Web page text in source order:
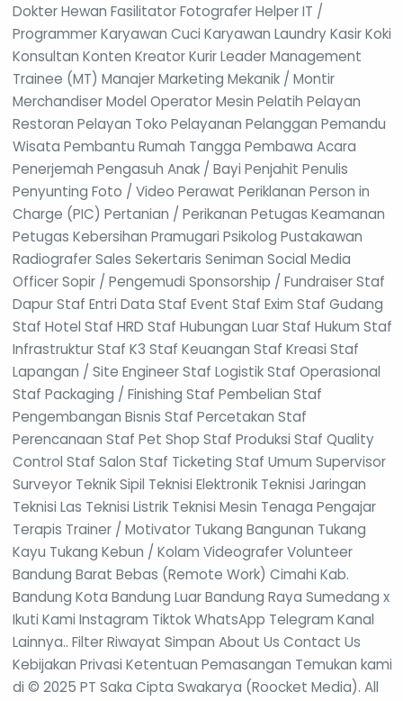
Dokter Hewan Fasilitator Fotografer Helper IT /
Programmer Karyawan Cuci Karyawan Laundry Kasir Koki
Konsultan Konten Kreator Kurir Leader Management
Trainee (MT) Manajer Marketing Mekanik / Montir
Merchandiser Model Operator Mesin Pelatih Pelayan
Restoran Pelayan Toko Pelayanan Pelanggan Pemandu
Wisata Pembantu Rumah Tangga Pembawa Acara
Penerjemah Pengasuh Anak / Bayi Penjahit Penulis
Penyunting Foto / Video Perawat Periklanan Person in
Charge (PIC) Pertanian / Perikanan Petugas Keamanan
Petugas Kebersihan Pramugari Psikolog Pustakawan
Radiografer Sales Sekertaris Seniman Social Media
Officer Sopir / Pengemudi Sponsorship / Fundraiser Staf
Dapur Staf Entri Data Staf Event Staf Exim Staf Gudang
Staf Hotel Staf HRD Staf Hubungan Luar Staf Hukum Staf
Infrastruktur Staf K3 Staf Keuangan Staf Kreasi Staf
Lapangan / Site Engineer Staf Logistik Staf Operasional
Staf Packaging / Finishing Staf Pembelian Staf
Pengembangan Bisnis Staf Percetakan Staf
Perencanaan Staf Pet Shop Staf Produksi Staf Quality
Control Staf Salon Staf Ticketing Staf Umum Supervisor
Surveyor Teknik Sipil Teknisi Elektronik Teknisi Jaringan
Teknisi Las Teknisi Listrik Teknisi Mesin Tenaga Pengajar
Terapis Trainer / Motivator Tukang Bangunan Tukang
Kayu Tukang Kebun / Kolam Videografer Volunteer
Bandung Barat Bebas (Remote Work) Cimahi Kab.
Bandung Kota Bandung Luar Bandung Raya Sumedang x
Ikuti Kami Instagram Tiktok WhatsApp Telegram Kanal
Lainnya.. Filter Riwayat Simpan About Us Contact Us
Kebijakan Privasi Ketentuan Pemasangan Temukan kami
di © 2025 PT Saka Cipta Swakarya (Roocket Media). All